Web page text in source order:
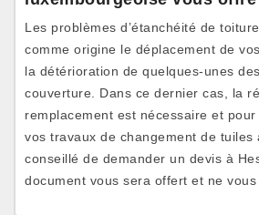
Les problèmes d’étanchéité de
comme origine le déplacement de
la détérioration de quelques-unes
couverture. Dans ce dernier cas, la
remplacement est nécessaire et
vos travaux de changement de tuiles
conseillé de demander un devis à
document vous sera offert et ne vous